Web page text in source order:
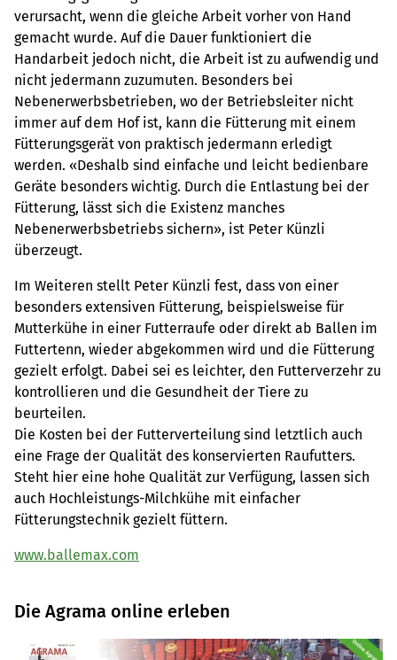
verursacht, wenn die gleiche Arbeit vorher von Hand
gemacht wurde. Auf die Dauer funktioniert die
Handarbeit jedoch nicht, die Arbeit ist zu aufwendig und
nicht jedermann zuzumuten. Besonders bei
Nebenerwerbsbetrieben, wo der Betriebsleiter nicht
immer auf dem Hof ist, kann die Fütterung mit einem
Fütterungsgerät von praktisch jedermann erledigt
werden. «Deshalb sind einfache und leicht bedienbare
Geräte besonders wichtig. Durch die Entlastung bei der
Fütterung, lässt sich die Existenz manches
Nebenerwerbsbetriebs sichern», ist Peter Künzli
überzeugt.
Im Weiteren stellt Peter Künzli fest, dass von einer
besonders extensiven Fütterung, beispielsweise für
Mutterkühe in einer Futterraufe oder direkt ab Ballen im
Futtertenn, wieder abgekommen wird und die Fütterung
gezielt erfolgt. Dabei sei es leichter, den Futterverzehr zu
kontrollieren und die Gesundheit der Tiere zu
beurteilen.
Die Kosten bei der Futterverteilung sind letztlich auch
eine Frage der Qualität des konservierten Raufutters.
Steht hier eine hohe Qualität zur Verfügung, lassen sich
auch Hochleistungs-Milchkühe mit einfacher
Fütterungstechnik gezielt füttern.
www.ballemax.com
Die Agrama online erleben